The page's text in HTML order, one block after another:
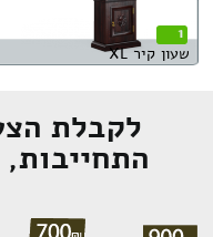
1
שעון קיר XL
לקבלת
התחייבות,